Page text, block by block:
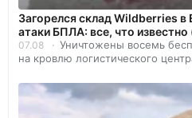
Загорелся склад Wildberries в
атаки БПЛА: все, что известно
07.08
Уничтожены восемь
на кровлю логистического